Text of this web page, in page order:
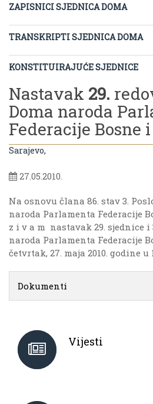
ZAPISNICI SJEDNICA DOMA
TRANSKRIPTI SJEDNICA DOMA
KONSTITUIRAJUĆE SJEDNICE
Nastavak 29.
Doma naroda
Federacije Bosne
Sarajevo,
27.05.2010.
Na osnovu člana 86. stav 3.
naroda Parlamenta Federacije
z i v a m nastavak 29. sjednice i
naroda Parlamenta Federacije
četvrtak, 27. maja 2010. godine u
Dokumenti
Vijesti